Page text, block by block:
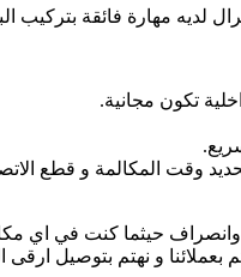
لديه مهارة فائقة بتركيب
تكون مجانية.
وقت المكالمة و قطع
حيثما كنت في اي مكان
بعملائنا و نهتم بتوصيل